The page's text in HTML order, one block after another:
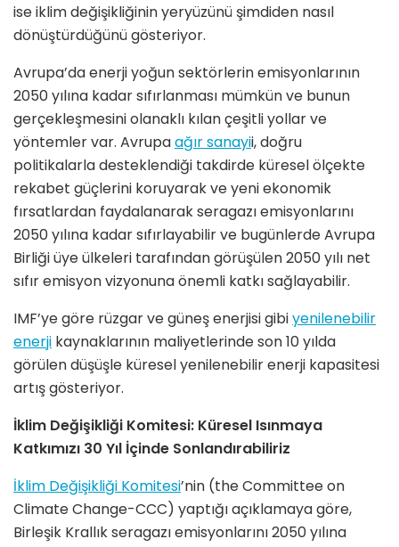
ise iklim değişikliğinin yeryüzünü şimdiden nasıl
dönüştürdüğünü gösteriyor.
Avrupa’da enerji yoğun sektörlerin emisyonlarının
2050 yılına kadar sıfırlanması mümkün ve bunun
gerçekleşmesini olanaklı kılan çeşitli yollar ve
yöntemler var. Avrupaağır sanayii, doğru
politikalarla desteklendiği takdirde küresel ölçekte
rekabet güçlerini koruyarak ve yeni ekonomik
fırsatlardan faydalanarak seragazı emisyonlarını
2050 yılına kadar sıfırlayabilir ve bugünlerde Avrupa
Birliği üye ülkeleri tarafından görüşülen 2050 yılı net
sıfır emisyon vizyonuna önemli katkı sağlayabilir.
IMF’ye göre rüzgar ve güneş enerjisi gibiyenilenebilir
enerji kaynaklarının maliyetlerinde son 10 yılda
görülen düşüşle küresel yenilenebilir enerji kapasitesi
artış gösteriyor.
İklim Değişikliği Komitesi: Küresel Isınmaya
Katkımızı 30 Yıl İçinde Sonlandırabiliriz
İklim Değişikliği Komitesi’nin (the Committee on
Climate Change-CCC) yaptığı açıklamaya göre,
Birleşik Krallık seragazı emisyonlarını 2050 yılına